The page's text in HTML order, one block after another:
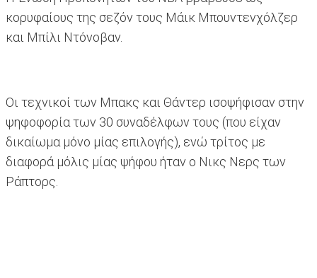
κορυφαίους της σεζόν τους Μάικ Μπουντενχόλζερ
και Μπίλι Ντόνοβαν.
Οι τεχνικοί των Μπακς και Θάντερ ισοψήφισαν στην
ψηφοφορία των 30 συναδέλφων τους (που είχαν
δικαίωμα μόνο μίας επιλογής), ενώ τρίτος με
διαφορά μόλις μίας ψήφου ήταν ο Νικς Νερς των
Ράπτορς.